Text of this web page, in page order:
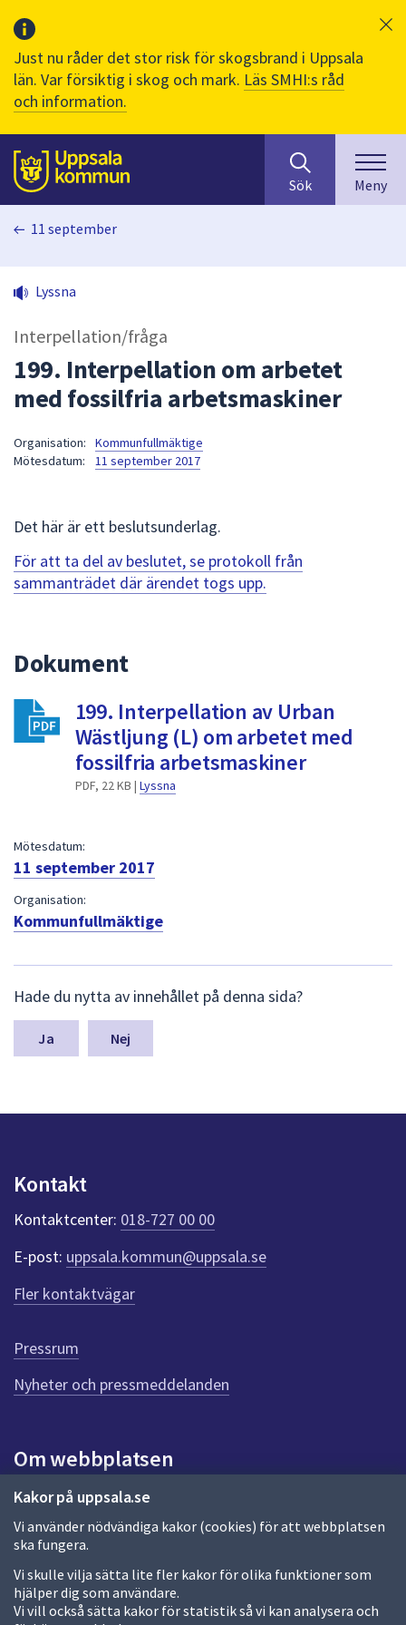
Just nu råder det stor risk för skogsbrand i Uppsala
län. Var försiktig i skog och mark. Läs SMHI:s råd
och information.
Till sidans
huvudinnehåll
efter
innehåll
på
sökfältet
kommer
sökförslag
för
att
navigera
för
att
välja
något
Sök Meny
Kakor på uppsala.se
Vi använder nödvändiga kakor (cookies) för att webbplatsen
ska fungera.
Vi skulle vilja sätta lite fler kakor för olika funktioner som
hjälper dig som användare.
Vi vill också sätta kakor för statistik så vi kan analysera och
11 september
Lyssna
Interpellation/fråga
199. Interpellation om arbetet
med fossilfria arbetsmaskiner
Organisation:
Kommunfullmäktige
Mötesdatum:
11 september 2017
Det här är ett beslutsunderlag.
För att ta del av beslutet, se protokoll från
sammanträdet där ärendet togs upp.
Dokument
199. Interpellation av Urban
Wästljung (L) om arbetet med
fossilfria arbetsmaskiner
PDF, 22 KB | Lyssna
Mötesdatum:
11 september 2017
Organisation:
Kommunfullmäktige
ä
m
a
n
k
t
e
r
f
ö
r
e
n
n
a
d
a
Hade du nytta av innehållet på denna sida?
Nej
Kontakt
Kontaktcenter: 018-727 00 00
E-post: uppsala.kommun@uppsala.se
Fler kontaktvägar
Pressrum
Nyheter och pressmeddelanden
Om webbplatsen
Om webbplatsen
Allmänna handlingar och diarium
Behandling av personuppgifter
Kakor